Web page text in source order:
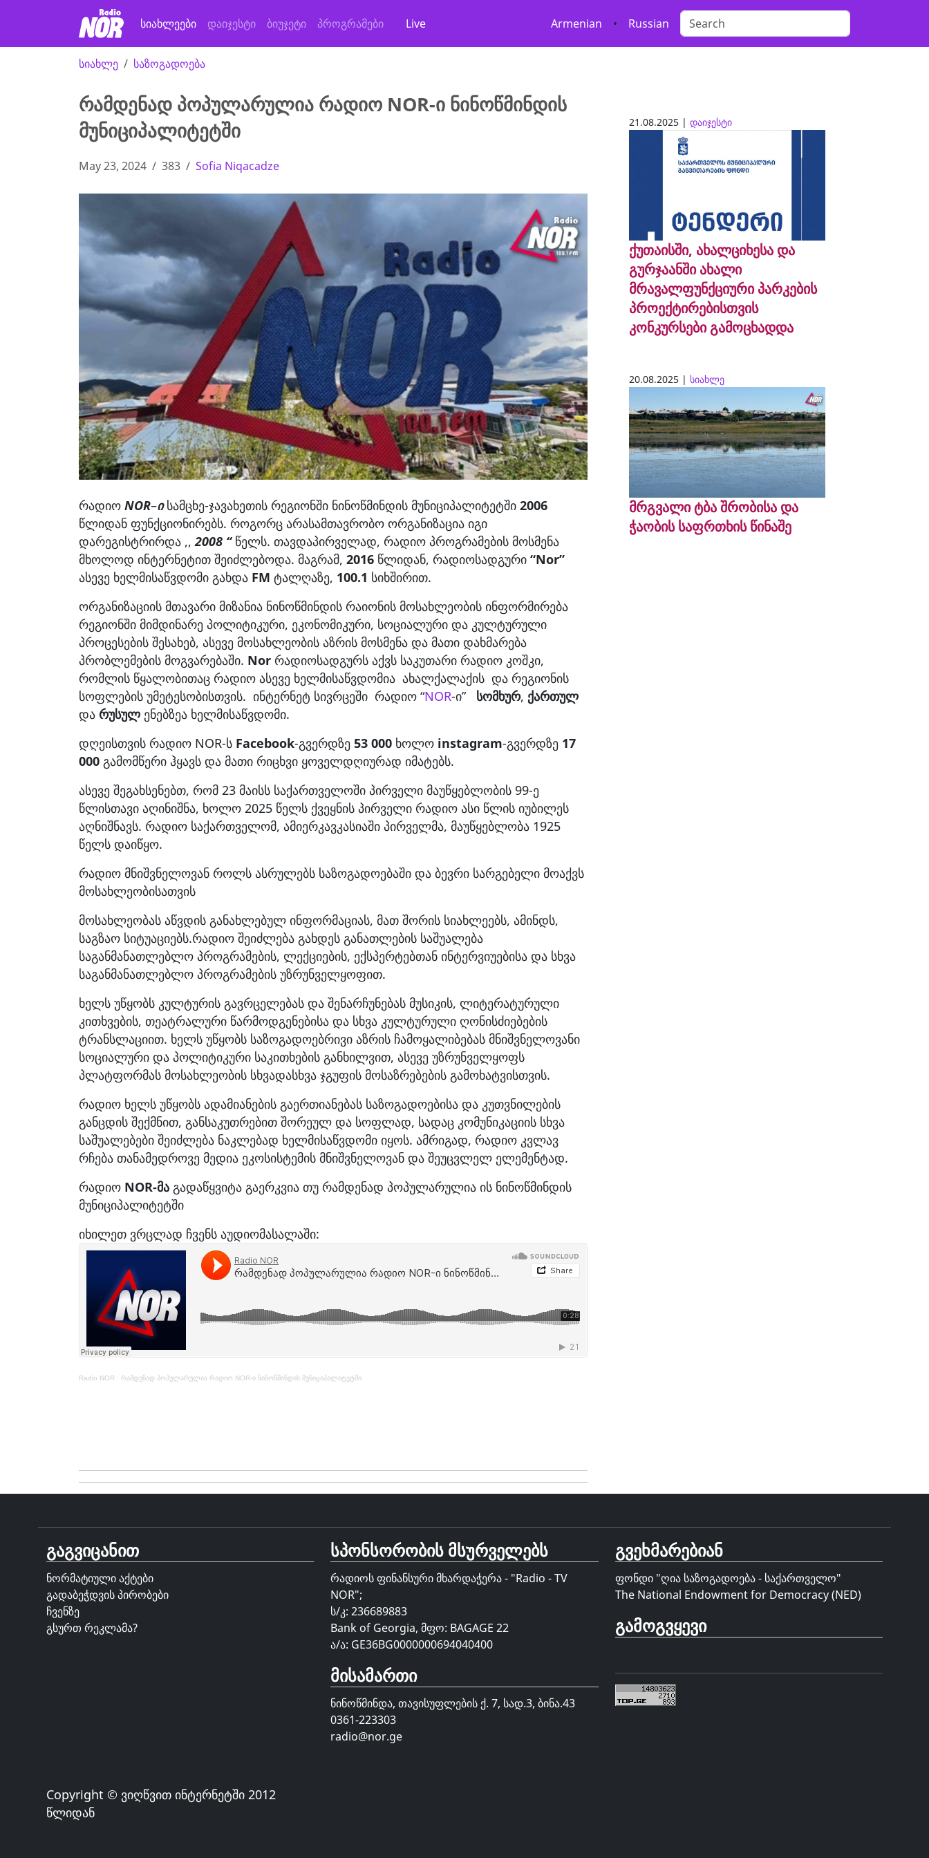
სიახლეები დაიჯესტი ბიუჯეტი პროგრამები Live Armenian • Russian
სიახლე საზოგადოება
რამდენად პოპულარულია რადიო NOR-ი ნინოწმინდის
მუნიციპალიტეტში
May 23, 2024 383 Sofia Niqacadze
რადიო NOR–ისამცხე-ჯავახეთის რეგიონში ნინოწმინდის მუნიციპალიტეტში 2006
წლიდან ფუნქციონირებს. როგორც არასამთავრობო ორგანიზაცია იგი
დარეგისტრირდა ,,2008 “ წელს. თავდაპირველად, რადიო პროგრამების მოსმენა
მხოლოდ ინტერნეტით შეიძლებოდა. მაგრამ, 2016 წლიდან, რადიოსადგური “Nor”
ასევე ხელმისაწვდომი გახდა FM ტალღაზე, 100.1 სიხშირით.
ორგანიზაციის მთავარი მიზანია ნინოწმინდის რაიონის მოსახლეობის ინფორმირება
რეგიონში მიმდინარე პოლიტიკური, ეკონომიკური, სოციალური და კულტურული
პროცესების შესახებ, ასევე მოსახლეობის აზრის მოსმენა და მათი დახმარება
პრობლემების მოგვარებაში. Nor რადიოსადგურს აქვს საკუთარი რადიო კოშკი,
რომლის წყალობითაც რადიო ასევე ხელმისაწვდომია ახალქალაქის და რეგიონის
სოფლების უმეტესობისთვის. ინტერნეტ სივრცეში რადიო “NOR-ი” სომხურ, ქართულ
და რუსულ ენებზეა ხელმისაწვდომი.
დღეისთვის რადიო NOR-ს Facebook-გვერდზე 53 000 ხოლო instagram-გვერდზე 17
000 გამომწერი ჰყავს და მათი რიცხვი ყოველდღიურად იმატებს.
ასევე შეგახსენებთ, რომ 23 მაისს საქართველოში პირველი მაუწყებლობის 99-ე
წლისთავი აღინიშნა, ხოლო 2025 წელს ქვეყნის პირველი რადიო ასი წლის იუბილეს
აღნიშნავს. რადიო საქართველომ, ამიერკავკასიაში პირველმა, მაუწყებლობა 1925
წელს დაიწყო.
რადიო მნიშვნელოვან როლს ასრულებს საზოგადოებაში და ბევრი სარგებელი მოაქვს
მოსახლეობისათვის
მოსახლეობას აწვდის განახლებულ ინფორმაციას, მათ შორის სიახლეებს, ამინდს,
საგზაო სიტუაციებს.რადიო შეიძლება გახდეს განათლების საშუალება
საგანმანათლებლო პროგრამების, ლექციების, ექსპერტებთან ინტერვიუებისა და სხვა
საგანმანათლებლო პროგრამების უზრუნველყოფით.
ხელს უწყობს კულტურის გავრცელებას და შენარჩუნებას მუსიკის, ლიტერატურული
კითხვების, თეატრალური წარმოდგენებისა და სხვა კულტურული ღონისძიებების
ტრანსლაციით. ხელს უწყობს საზოგადოებრივი აზრის ჩამოყალიბებას მნიშვნელოვანი
სოციალური და პოლიტიკური საკითხების განხილვით, ასევე უზრუნველყოფს
პლატფორმას მოსახლეობის სხვადასხვა ჯგუფის მოსაზრებების გამოხატვისთვის.
რადიო ხელს უწყობს ადამიანების გაერთიანებას საზოგადოებისა და კუთვნილების
განცდის შექმნით, განსაკუთრებით შორეულ და სოფლად, სადაც კომუნიკაციის სხვა
საშუალებები შეიძლება ნაკლებად ხელმისაწვდომი იყოს. ამრიგად, რადიო კვლავ
რჩება თანამედროვე მედია ეკოსისტემის მნიშვნელოვან და შეუცვლელ ელემენტად.
რადიო NOR-მა გადაწყვიტა გაერკვია თუ რამდენად პოპულარულია ის ნინოწმინდის
მუნიციპალიტეტში
იხილეთ ვრცლად ჩვენს აუდიომასალაში:
Radio NOR · რამდენად პოპულარულია რადიო NOR-ი ნინოწმინდის მუნიციპალიტეტში
21.08.2025 | დაიჯესტი
ქუთაისში, ახალციხესა და
გურჯაანში ახალი
მრავალფუნქციური პარკების
პროექტირებისთვის
კონკურსები გამოცხადდა
20.08.2025 | სიახლე
მრგვალი ტბა შრობისა და
ჭაობის საფრთხის წინაშე
გაგვიცანით
ნორმატიული აქტები
გადაბეჭდვის პირობები
ჩვენზე
გსურთ რეკლამა?
Copyright © ვიღწვით ინტერნეტში 2012
წლიდან
სპონსორობის მსურველებს
რადიოს ფინანსური მხარდაჭერა - "Radio - TV
NOR";
ს/კ: 236689883
Bank of Georgia, მფო: BAGAGE 22
ა/ა: GE36BG0000000694040400
მისამართი
ნინოწმინდა, თავისუფლების ქ. 7, სად.3, ბინა.43
0361-223303
radio@nor.ge
გვეხმარებიან
ფონდი "ღია საზოგადოება - საქართველო"
The National Endowment for Democracy (NED)
გამოგვყევი